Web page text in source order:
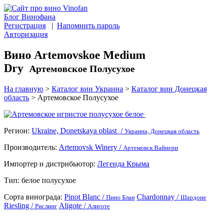
Блог Винофана
Регистрация | Напомнить пароль
Авторизация
Вино Artemovskoe Medium
Dry Артемовское Полусухое
На главную > Каталог вин Украина > Каталог вин Донецкая
область > Артемовское Полусухое
Регион: Ukraine, Donetskaya oblast / Украина, Донецкая область
Производитель: Artemovsk Winery / Артемовск Вайнери
Импортер и дистрибьютор: Легенда Крыма
Тип: белое полусухое
Сорта винограда: Pinot Blanc / Пино Блан Chardonnay / Шардоне
Riesling / Рислинг Aligote / Алиготе